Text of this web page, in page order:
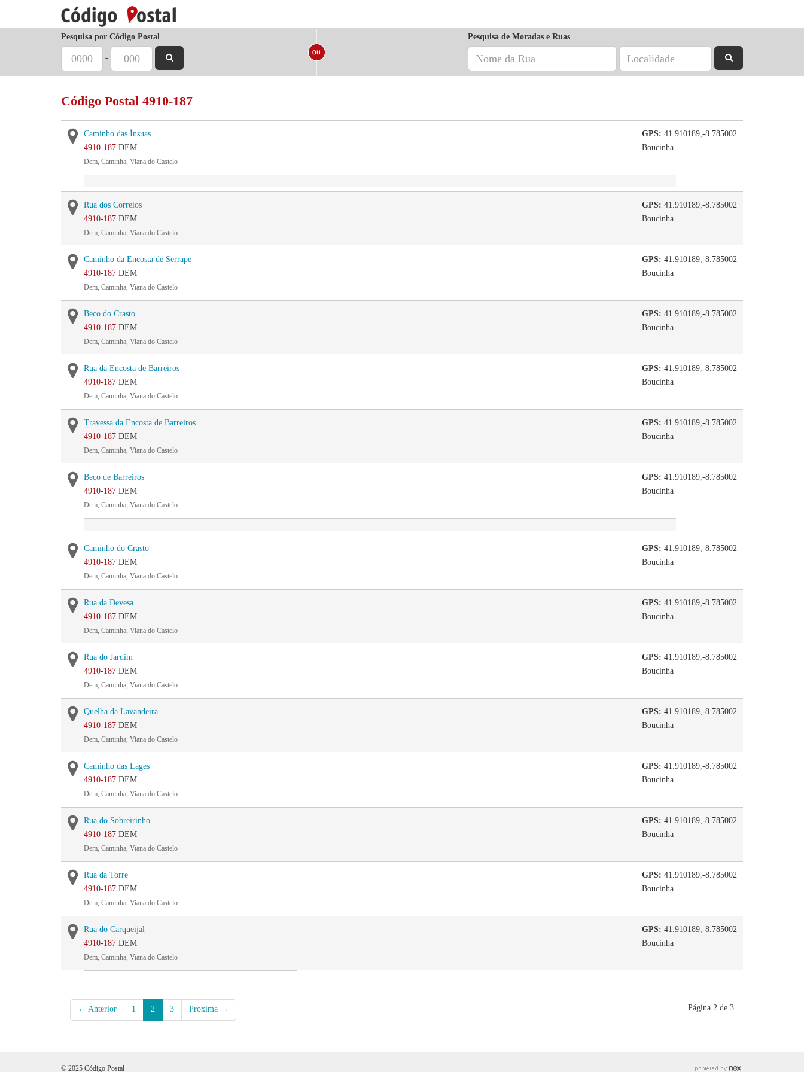
Pesquisa por Código Postal
-
Pesquisa de Moradas e Ruas
Código Postal 4910-187
GPS: 41.910189,-8.785002
Boucinha
Caminho das Ínsuas
4910-187 DEM
Dem, Caminha, Viana do Castelo
GPS: 41.910189,-8.785002
Boucinha
Rua dos Correios
4910-187 DEM
Dem, Caminha, Viana do Castelo
GPS: 41.910189,-8.785002
Boucinha
Caminho da Encosta de Serrape
4910-187 DEM
Dem, Caminha, Viana do Castelo
GPS: 41.910189,-8.785002
Boucinha
Beco do Crasto
4910-187 DEM
Dem, Caminha, Viana do Castelo
GPS: 41.910189,-8.785002
Boucinha
Rua da Encosta de Barreiros
4910-187 DEM
Dem, Caminha, Viana do Castelo
GPS: 41.910189,-8.785002
Boucinha
Travessa da Encosta de Barreiros
4910-187 DEM
Dem, Caminha, Viana do Castelo
GPS: 41.910189,-8.785002
Boucinha
Beco de Barreiros
4910-187 DEM
Dem, Caminha, Viana do Castelo
GPS: 41.910189,-8.785002
Boucinha
Caminho do Crasto
4910-187 DEM
Dem, Caminha, Viana do Castelo
GPS: 41.910189,-8.785002
Boucinha
Rua da Devesa
4910-187 DEM
Dem, Caminha, Viana do Castelo
GPS: 41.910189,-8.785002
Boucinha
Rua do Jardim
4910-187 DEM
Dem, Caminha, Viana do Castelo
GPS: 41.910189,-8.785002
Boucinha
Quelha da Lavandeira
4910-187 DEM
Dem, Caminha, Viana do Castelo
GPS: 41.910189,-8.785002
Boucinha
Caminho das Lages
4910-187 DEM
Dem, Caminha, Viana do Castelo
GPS: 41.910189,-8.785002
Boucinha
Rua do Sobreirinho
4910-187 DEM
Dem, Caminha, Viana do Castelo
GPS: 41.910189,-8.785002
Boucinha
Rua da Torre
4910-187 DEM
Dem, Caminha, Viana do Castelo
GPS: 41.910189,-8.785002
Boucinha
Rua do Carqueijal
4910-187 DEM
Dem, Caminha, Viana do Castelo
← Anterior 1 2 3 Próxima → Página 2 de 3
© 2025 Código Postal